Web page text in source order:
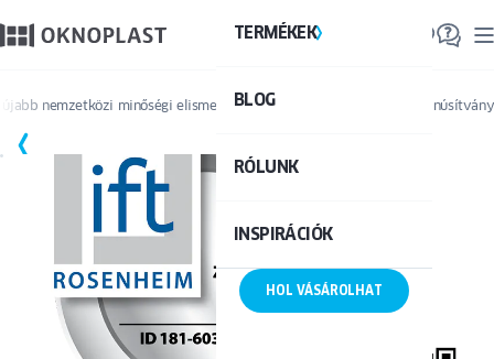
TERMÉKEK
BLOG
RÓLUNK
INSPIRÁCIÓK
HOL VÁSÁROLHAT
újabb nemzetközi minőségi elismerést szerzett: IFT-Quality „Ezüst” tanúsítvány